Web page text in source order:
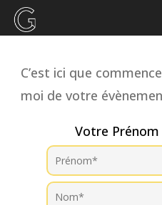
Aller
au
C’est ici que
moi de votre
Votre